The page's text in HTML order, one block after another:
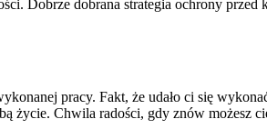
Dobrze dobrana strategia ochrony
pracy. Fakt, że udało ci się
życie. Chwila radości, gdy znów możesz